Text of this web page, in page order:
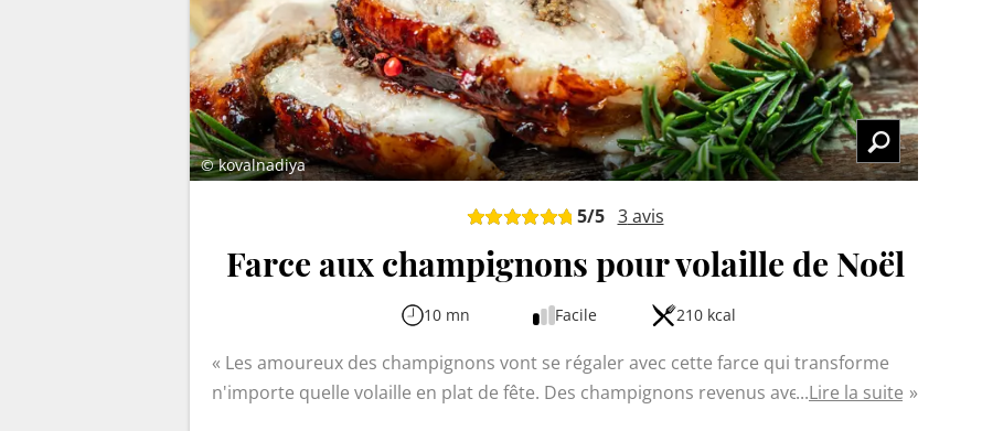
© kovalnadiya
5/5 3avis
Farce aux champignons pour volaille de Noël
10 mn Facile 210 kcal
Les amoureux des champignons vont se régaler avec cette farce qui transforme
n'importe quelle volaille en plat de fête. Des champignons revenus avec échalote et
Lire la suite